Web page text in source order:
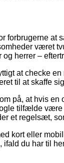
forbrugerne at
været
herrer –
at checke
til at skaffe
på, at hvis
tilfælde
et regelsæt,
kort eller
ifald du har til